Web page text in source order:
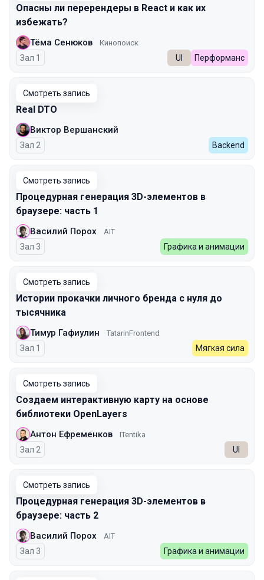
Опасны ли перерендеры в React и как их
избежать?
Тёма Сенюков Кинопоиск
Зал 1 UI Перформанс
Смотреть запись
Real DTO
Виктор Вершанский
Зал 2 Backend
Смотреть запись
Процедурная генерация 3D-элементов в
браузере: часть 1
Василий Порох AIT
Зал 3 Графика и анимации
Смотреть запись
Истории прокачки личного бренда с нуля до
тысячника
Тимур Гафиулин TatarinFrontend
Зал 1 Мягкая сила
Смотреть запись
Создаем интерактивную карту на основе
библиотеки OpenLayers
Антон Ефременков ITentika
Зал 2 UI
Смотреть запись
Процедурная генерация 3D-элементов в
браузере: часть 2
Василий Порох AIT
Зал 3 Графика и анимации